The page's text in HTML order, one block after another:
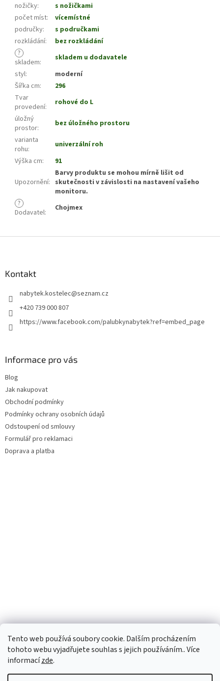
Tento web používá soubory cookie. Dalším procházením
tohoto webu vyjadřujete souhlas s jejich používáním.. Více
informacízde.
nožičky:
s nožičkami
počet míst:
vícemístné
područky:
s područkami
rozkládání:
bez rozkládání
?
skladem:
skladem u dodavatele
styl:
moderní
Šířka cm:
296
Tvar
provedení:
rohové do L
úložný
prostor:
bez úložného prostoru
varianta
rohu:
univerzální roh
Výška cm: 91
Upozornění:
Barvy produktu se mohou mírně lišit od
skutečnosti v závislosti na nastavení vašeho
monitoru.
?
Dodavatel: Chojmex
Kontakt
nabytek.kostelec@seznam.cz
+420 739 000 807
https://www.facebook.com/palubkynabytek?ref=embed_page
Informace pro vás
Blog
Jak nakupovat
Obchodní podmínky
Podmínky ochrany osobních údajů
Odstoupení od smlouvy
Formulář pro reklamaci
Doprava a platba
Facebook